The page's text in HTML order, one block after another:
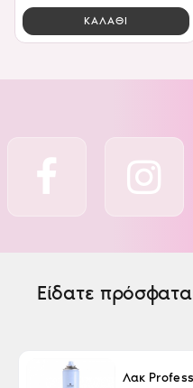
ΚΑΛΑΘΙ
Είδατε πρόσφατα